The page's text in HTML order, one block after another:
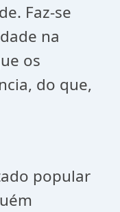
Faz-se
na
os
do que,
popular